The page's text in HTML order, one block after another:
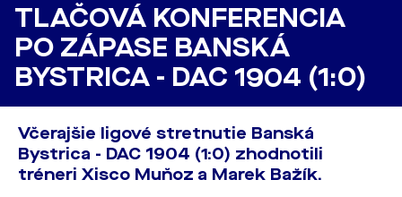
TLAČOVÁ KONFERENCIA
PO ZÁPASE BANSKÁ
BYSTRICA - DAC 1904 (1:0)
Včerajšie ligové stretnutie Banská
Bystrica - DAC 1904 (1:0) zhodnotili
tréneri Xisco Muňoz a Marek Bažík.